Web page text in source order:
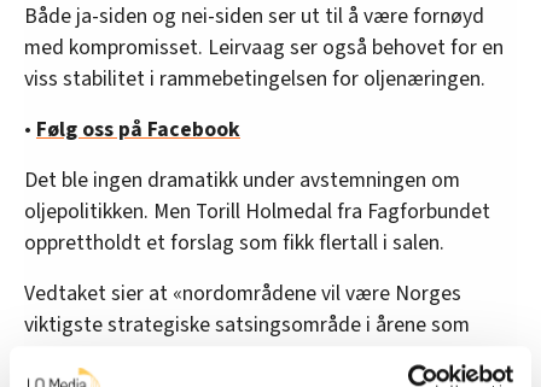
Både ja-siden og nei-siden ser ut til å være fornøyd
med kompromisset. Leirvaag ser også behovet for en
viss stabilitet i rammebetingelsen for oljenæringen.
• Følg oss på Facebook
Det ble ingen dramatikk under avstemningen om
oljepolitikken. Men Torill Holmedal fra Fagforbundet
opprettholdt et forslag som fikk flertall i salen.
Vedtaket sier at «nordområdene vil være Norges
viktigste strategiske satsingsområde i årene som
kommer, som gir muligheter og utfordringer knyttet til